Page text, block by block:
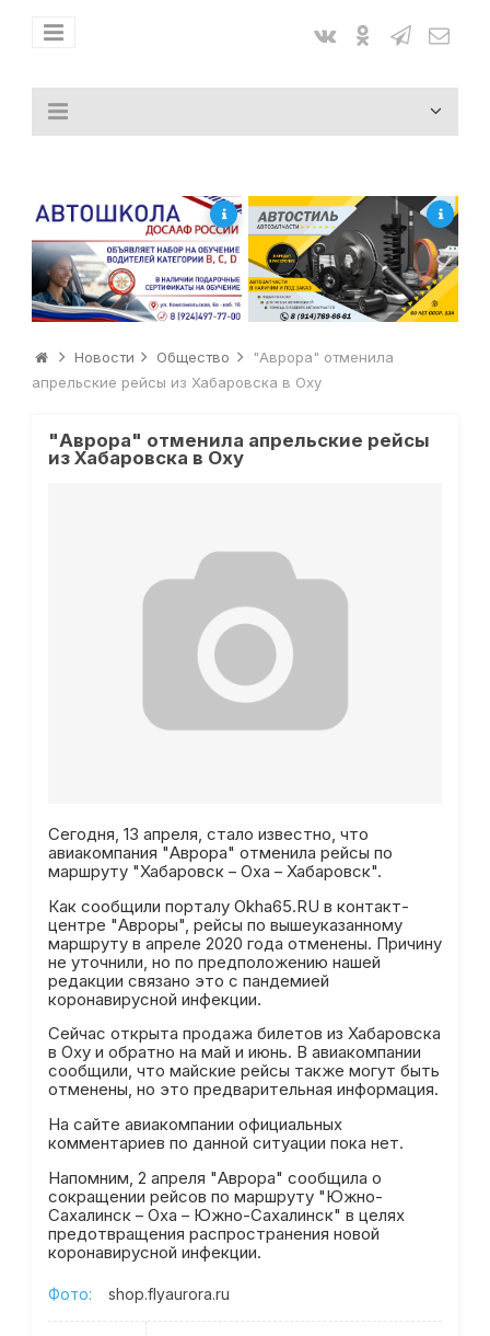
Новости Общество
"Аврора" отменила
апрельские рейсы из Хабаровска в Оху
"Аврора" отменила апрельские рейсы
из Хабаровска в Оху
Сегодня, 13 апреля, стало известно, что
авиакомпания "Аврора" отменила рейсы по
маршруту "Хабаровск – Оха – Хабаровск".
Как сообщили порталу Okha65.RU в контакт-
центре "Авроры", рейсы по вышеуказанному
маршруту в апреле 2020 года отменены. Причину
не уточнили, но по предположению нашей
редакции связано это с пандемией
коронавирусной инфекции.
Сейчас открыта продажа билетов из Хабаровска
в Оху и обратно на май и июнь. В авиакомпании
сообщили, что майские рейсы также могут быть
отменены, но это предварительная информация.
На сайте авиакомпании официальных
комментариев по данной ситуации пока нет.
Напомним, 2 апреля "Аврора" сообщила о
сокращении рейсов по маршруту "Южно-
Сахалинск – Оха – Южно-Сахалинск" в целях
предотвращения распространения новой
коронавирусной инфекции.
Фото: shop.flyaurora.ru